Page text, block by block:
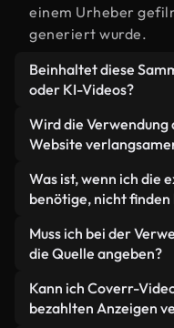
einem Urheber
generiert wurde.
Beinhaltet diese
oder KI-Videos?
Beides. Es handelt
aus realen, von
generierten Videos.
beschriftet, sodass
verwenden.
Wird die Verwendung
Website
Nicht, wenn Sie
wählen. Wir bieten
wurden – so bleibt
gleichzeitig die
Kennzahlen wie
Was ist, wenn ich die
benötige, nicht finden
Mit Coverr AI Studio
Handumdrehen ein
Sonnenuntergang"
innerhalb von
Muss ich bei der
die Quelle angeben?
Eine
Videos in unserer
Kann ich Coverr-
bezahlten Anzeigen